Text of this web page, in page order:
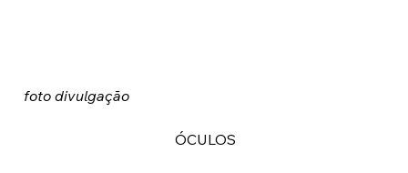
foto divulgação
ÓCULOS